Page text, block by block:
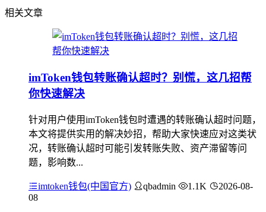
相关文章
imToken钱包转账确认超时？别慌，这几招帮
你快速解决
针对用户使用imToken钱包时遭遇的转账确认超时问题，
本文将提供实用的解决妙招，帮助大家快速应对这类状
况，转账确认超时可能引发转账失败、资产滞留等问
题，影响数...
imtoken钱包(中国官方) qbadmin 1.1K
2026-08-
08